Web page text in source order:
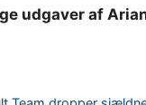
udgaver af